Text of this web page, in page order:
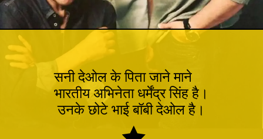
सनी देओल के पिता जाने माने
भारतीय अभिनेता धर्मेंद्र सिंह है।
उनके छोटे भाई बॉबी देओल है।